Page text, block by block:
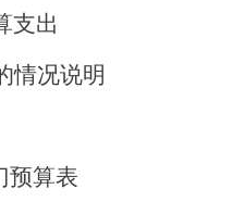
支出
情况说明
预算表